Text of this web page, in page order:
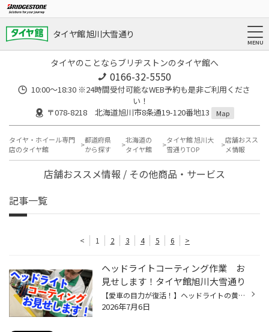
タイヤ館 旭川大雪通り
タイヤのことならブリヂストンのタイヤ館へ
0166-32-5550
10:00～18:30 ※24時間受付可能なWEB予約も是非ご利用くださ
い！
〒078-8218 北海道旭川市8条通19-120番地13
Map
タイヤ・ホイール専門
店のタイヤ館
都道府県
から探す
北海道の
タイヤ館
タイヤ館 旭川大
雪通りTOP
店舗おスス
メ情報
店舗おススメ情報 / その他商品・サービス
記事一覧
< 1 2 3 4 5 6 >
ヘッドライトコーティング作業 お
見せします！タイヤ館旭川大雪通り
【愛車の目力が復活！】ヘッドライトの黄ばみ・くすみ、 タイヤ館旭川大雪通り店でリフレッシュしませんか？ ということで、作業風景をお見せします！ 最近、夜のライトが暗く感じる…」「洗車をしても、ヘッドライトの黄ばみが取れなくて古く見える…」そんなお悩みはありませんか？ 実は、ヘッドラ...
2026年7月6日